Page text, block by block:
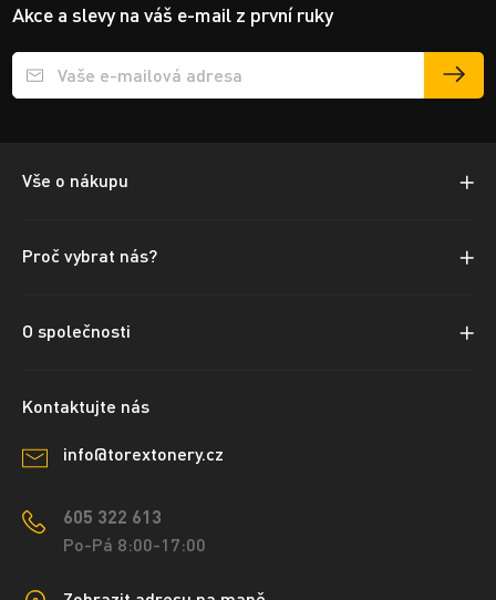
Akce a slevy na váš e-mail z první ruky
Přihlášení e-mailu k odběru
Vše o nákupu
Proč vybrat nás?
O společnosti
Kontaktujte nás
info@torextonery.cz
605 322 613
Po-Pá 8:00-17:00